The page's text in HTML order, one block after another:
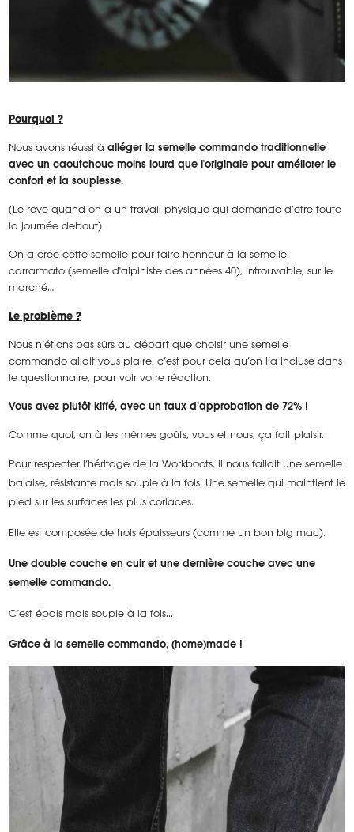
Pour respecter l’héritage de la Workboots, il nous fallait une semelle
balaise, résistante mais souple à la fois. Une semelle qui maintient le
pied sur les surfaces les plus coriaces.
Elle est composée de trois épaisseurs (comme un bon big mac).
Une double couche en cuir et une dernière couche avec une
semelle commando.
C’est épais mais souple à la fois...
Grâce à la semelle commando, (home)made !
Pourquoi ?
Nous avons réussi à alléger la semelle commando traditionnelle
avec un caoutchouc moins lourd que l'originale pour améliorer le
confort et la souplesse.
(Le rêve quand on a un travail physique qui demande d’être toute
la journée debout)
On a crée cette semelle pour faire honneur à la semelle
carrarmato (semelle d'alpiniste des années 40), introuvable, sur le
marché…
Le problème ?
Nous n’étions pas sûrs au départ que choisir une semelle
commando allait vous plaire, c’est pour cela qu’on l’a incluse dans
le questionnaire, pour voir votre réaction.
Vous avez plutôt kiffé, avec un taux d’approbation de 72% !
Comme quoi, on à les mêmes goûts, vous et nous, ça fait plaisir.